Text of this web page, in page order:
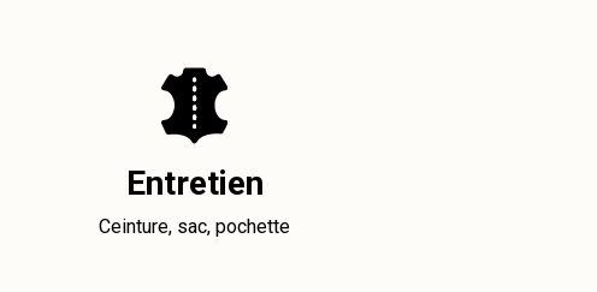
Entretien
Ceinture, sac, pochette